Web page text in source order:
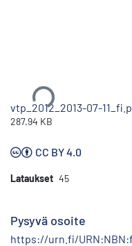
vtp_2012_2013-07-
287.94 KB
CC BY 4.0
Lataukset 45
Pysyvä osoite
https://urn.fi/